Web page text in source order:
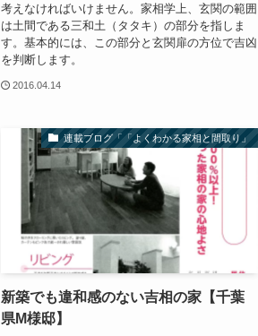
考えなければいけません。家相学上、玄関の範囲
は土間である三和土（タタキ）の部分を指しま
す。基本的には、この部分と玄関扉の方位で吉凶
を判断します。
2016.04.14
連載ブログ「「よくわかる家相と間取り」
新築でも違和感のない吉相の家【千葉
県M様邸】